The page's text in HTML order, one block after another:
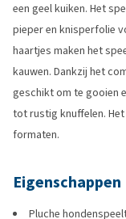
een geel kuiken. Het
pieper en knisperfolie
haartjes maken het
kauwen. Dankzij het
geschikt om te gooien
tot rustig knuffelen.
formaten.
Eigenschappen
Pluche